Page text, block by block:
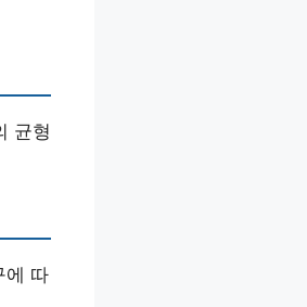
균형
에 따